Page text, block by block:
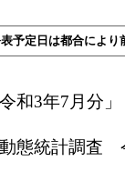
定日は都合により
価指
産動態